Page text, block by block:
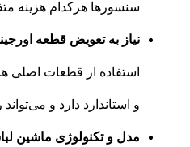
سنسورها هرکدام هزینه
نیاز به تعویض قطعه
استفاده از قطعات
و استاندارد دارد و
مدل و تکنولوژی ماشین